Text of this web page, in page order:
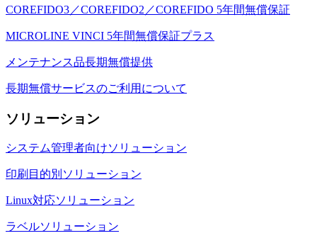
COREFIDO3／COREFIDO2／COREFIDO 5年間無償保証
MICROLINE VINCI 5年間無償保証プラス
メンテナンス品長期無償提供
長期無償サービスのご利用について
ソリューション
システム管理者向けソリューション
印刷目的別ソリューション
Linux対応ソリューション
ラベルソリューション